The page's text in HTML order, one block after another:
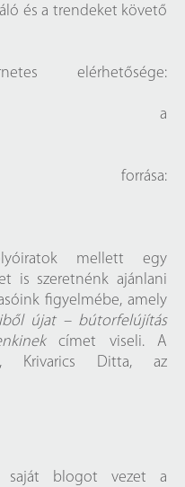
és a trendeket követő
elérhetősége:
a
mellett egy
is szeretnénk ajánlani
figyelmébe, amely
újat – bútorfelújítás
címet viseli. A
Krivarics Ditta, az
saját blogot vezet a